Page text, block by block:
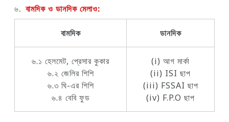
৬. বামদিক ও ডানদিক মেলাও:
বামদিক ডানদিক
৬.১ হেলমেট, প্রেসার কুকার
৬.২ জেলির শিশি
৬.৩ ঘি-এর শিশি
৬.৪ বেবি ফুড
(i) আগ মার্কা
(ii) ISI ছাপ
(iii) FSSAI ছাপ
(iv) F.P.O ছাপ